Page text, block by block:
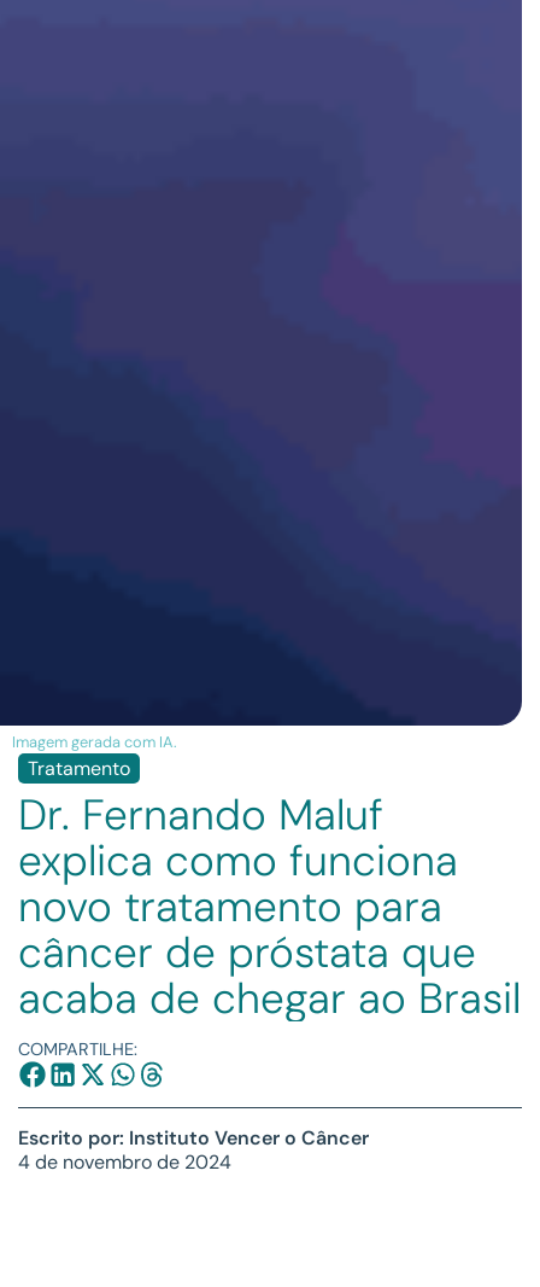
Imagem gerada com IA.
Tratamento
Dr. Fernando Maluf
explica como funciona
novo tratamento para
câncer de próstata que
acaba de chegar ao Brasil
COMPARTILHE:
Escrito por: Instituto Vencer o Câncer
4 de novembro de 2024